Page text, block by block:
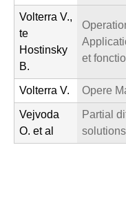
Volterra V.,
te
Hostinsky
B.
et
Volterra V. Opere
Vejvoda
O. et al
Partial